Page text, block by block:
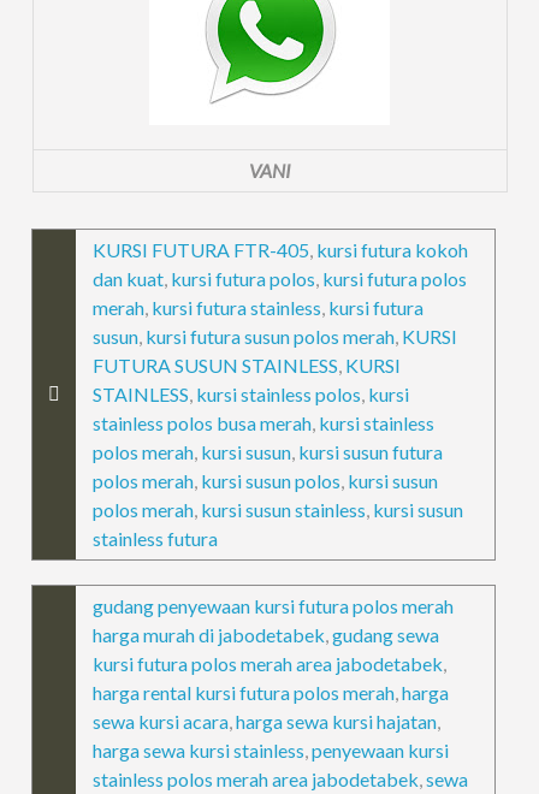
VANI
KURSI FUTURA FTR-405 kursi futura kokoh
dan kuat kursi futura polos kursi futura polos
merah kursi futura stainless kursi futura
susun kursi futura susun polos merah KURSI
FUTURA SUSUN STAINLESS KURSI
STAINLESS kursi stainless polos kursi
stainless polos busa merah kursi stainless
polos merah kursi susun kursi susun futura
polos merah kursi susun polos kursi susun
polos merah kursi susun stainless kursi susun
stainless futura
gudang penyewaan kursi futura polos merah
harga murah di jabodetabek ,gudang sewa
kursi futura polos merah area jabodetabek
harga rental kursi futura polos merah ,harga
sewa kursi acara ,harga sewa kursi hajatan
harga sewa kursi stainless ,penyewaan kursi
stainless polos merah area jabodetabek ,sewa